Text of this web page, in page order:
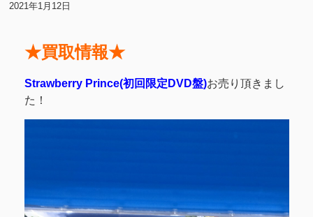
2021年1月12日
★買取情報★
Strawberry Prince(初回限定DVD盤)お売り頂きまし
た！